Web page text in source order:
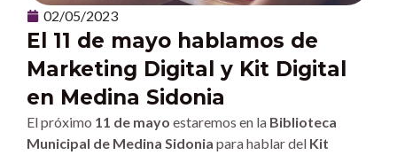
02/05/2023
El 11 de mayo hablamos de
Marketing Digital y Kit Digital
en Medina Sidonia
El próximo 11 de mayo estaremos en la Biblioteca
Municipal de Medina Sidonia para hablar del Kit